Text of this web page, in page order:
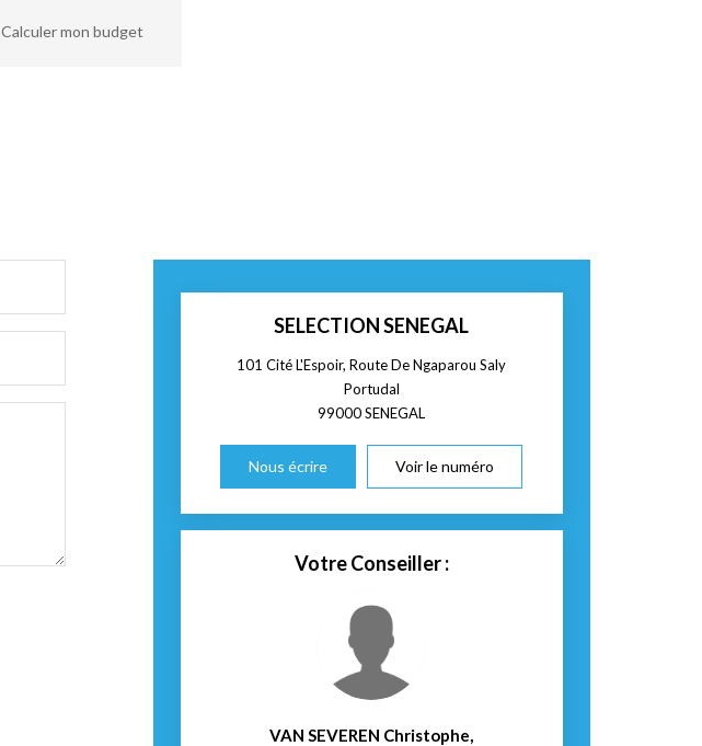
Calculer mon budget
SELECTION SENEGAL
101 Cité L'Espoir, Route De Ngaparou Saly
Portudal
99000SENEGAL
Nous écrire Voir le numéro
Votre Conseiller :
VAN SEVEREN Christophe,